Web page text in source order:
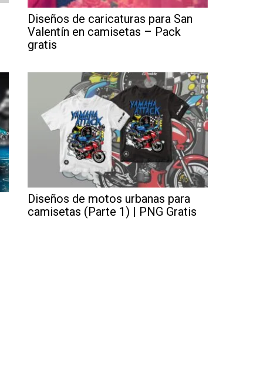
Diseños de caricaturas para San
Valentín en camisetas – Pack
gratis
Diseños de motos urbanas para
camisetas (Parte 1) | PNG Gratis